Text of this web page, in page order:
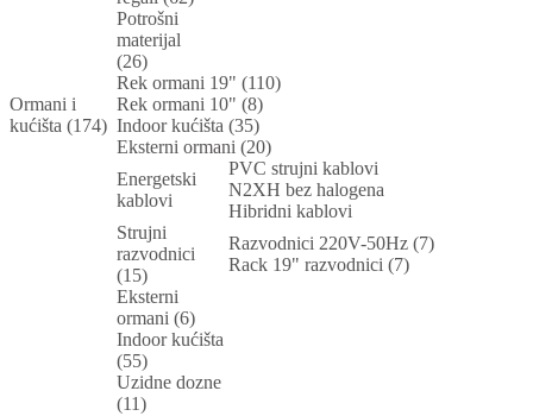
Potrošni
materijal
(26)
Ormani i
kućišta (174)
Rek ormani 19" (110)
Rek ormani 10" (8)
Indoor kućišta (35)
Eksterni ormani (20)
Energetski
kablovi
PVC strujni kablovi
N2XH bez halogena
Hibridni kablovi
Strujni
razvodnici
(15)
Razvodnici 220V-50Hz (7)
Rack 19" razvodnici (7)
Eksterni
ormani (6)
Indoor kućišta
(55)
Uzidne dozne
(11)